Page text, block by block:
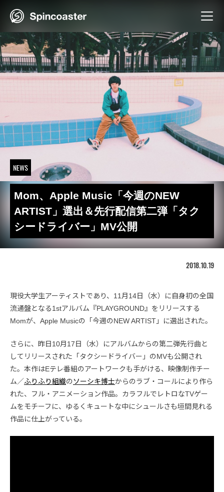
NEWS
Mom、Apple Music「今週のNEW
ARTIST」選出＆先行配信第二弾「タク
シードライバー」MV公開
2018.10.19
現役大学生アーティストであり、11月14日（水）に自身初の全国
流通盤となる1stアルバム『PLAYGROUND』をリリースする
Momが、Apple Musicの「今週のNEW ARTIST」に選出された。
さらに、昨日10月17日（水）にアルバムからの第二弾先行曲と
してリリースされた「タクシードライバー」のMVも公開され
た。本作はEテレ番組のアートワークも手がける、映像制作チー
ム／ふりふり組織の ソーシキ博士からのラブ・コールにより作ら
れた、フル・アニメーション作品。カラフルでレトロなTVゲー
ムをモチーフに、ゆるくキュートな中にシュールさも垣間見れる
作品に仕上がっている。